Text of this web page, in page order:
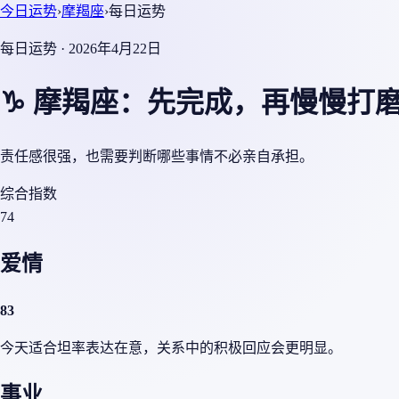
今日运势›摩羯座›每日运势
每日运势 · 2026年4月22日
♑ 摩羯座：先完成，再慢慢打
责任感很强，也需要判断哪些事情不必亲自承担。
综合指数
74
爱情
83
今天适合坦率表达在意，关系中的积极回应会更明显。
事业